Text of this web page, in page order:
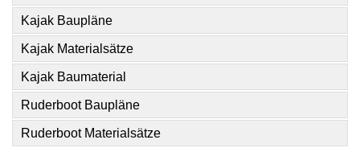
Kajak Baupläne
Kajak Materialsätze
Kajak Baumaterial
Ruderboot Baupläne
Ruderboot Materialsätze